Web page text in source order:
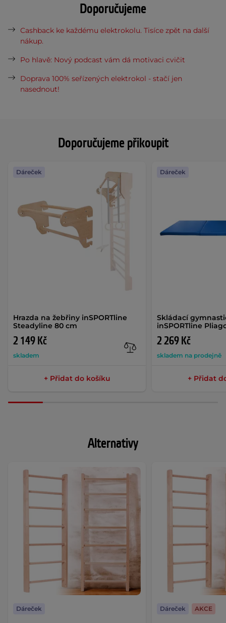
Doporučujeme přikoupit
Hrazda na žebřiny inSPORTline
Steadyline 80 cm
2 149 Kč
skladem
Dáreček
+ Přidat do košíku
Skládací
inSPORTline
2 269 Kč
skladem na prodejně
Dáreček
+ Přidat
Doporučujeme
Cashback ke každému elektrokolu. Tisíce zpět na další
nákup.
Po hlavě: Nový podcast vám dá motivaci cvičit
Doprava 100% seřízených elektrokol - stačí jen
nasednout!
Alternativy
Dáreček Dáreček AKCE